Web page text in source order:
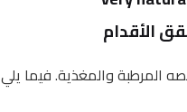
المرطبة والمغذية. فيما يلي